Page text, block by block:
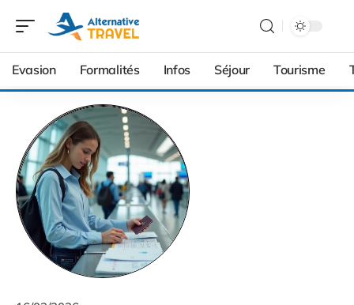
Evasion Formalités Infos Séjour Tourisme